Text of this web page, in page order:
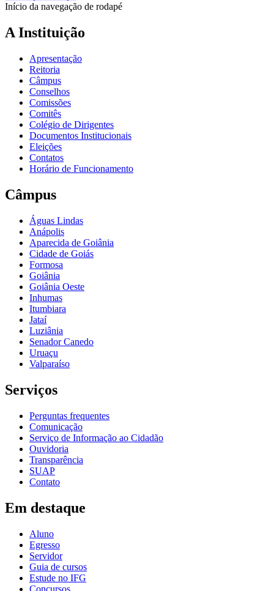
Início da navegação de rodapé
A Instituição
Apresentação
Reitoria
Câmpus
Conselhos
Comissões
Comitês
Colégio de Dirigentes
Documentos Institucionais
Eleições
Contatos
Horário de Funcionamento
Câmpus
Águas Lindas
Anápolis
Aparecida de Goiânia
Cidade de Goiás
Formosa
Goiânia
Goiânia Oeste
Inhumas
Itumbiara
Jataí
Luziânia
Senador Canedo
Uruaçu
Valparaíso
Serviços
Perguntas frequentes
Comunicação
Serviço de Informação ao Cidadão
Ouvidoria
Transparência
SUAP
Contato
Em destaque
Aluno
Egresso
Servidor
Guia de cursos
Estude no IFG
Concursos